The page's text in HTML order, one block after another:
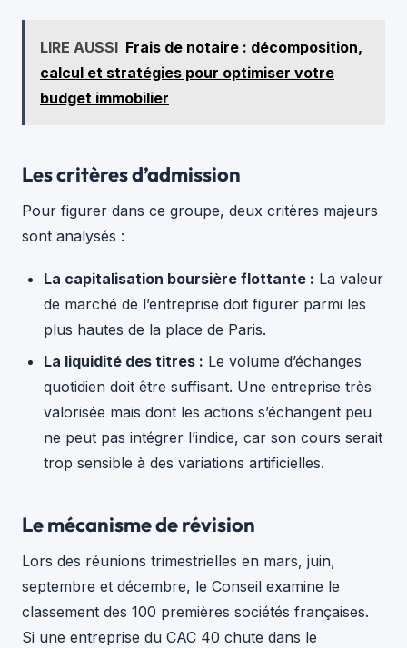
LIRE AUSSI Frais de notaire : décomposition,
calcul et stratégies pour optimiser votre
budget immobilier
Les critères d’admission
Pour figurer dans ce groupe, deux critères majeurs
sont analysés :
La capitalisation boursière flottante : La valeur
de marché de l’entreprise doit figurer parmi les
plus hautes de la place de Paris.
La liquidité des titres : Le volume d’échanges
quotidien doit être suffisant. Une entreprise très
valorisée mais dont les actions s’échangent peu
ne peut pas intégrer l’indice, car son cours serait
trop sensible à des variations artificielles.
Le mécanisme de révision
Lors des réunions trimestrielles en mars, juin,
septembre et décembre, le Conseil examine le
classement des 100 premières sociétés françaises.
Si une entreprise du CAC 40 chute dans le